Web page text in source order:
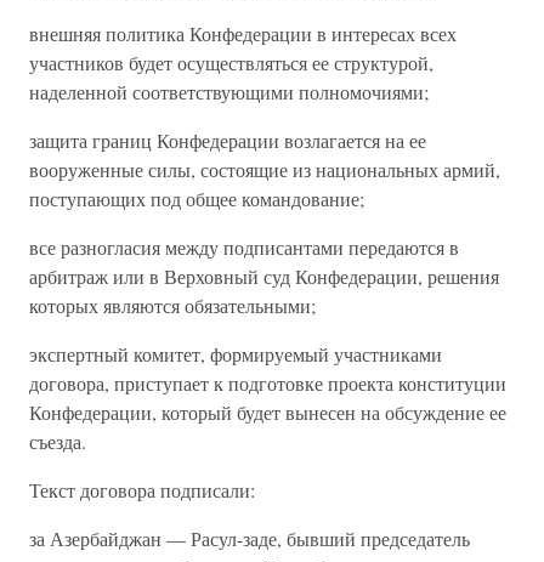
внешняя политика Конфедерации в интересах всех
участников будет осуществляться ее структурой,
наделенной соответствующими полномочиями;
защита границ Конфедерации возлагается на ее
вооруженные силы, состоящие из национальных армий,
поступающих под общее командование;
все разногласия между подписантами передаются в
арбитраж или в Верховный суд Конфедерации, решения
которых являются обязательными;
экспертный комитет, формируемый участниками
договора, приступает к подготовке проекта конституции
Конфедерации, который будет вынесен на обсуждение ее
съезда.
Текст договора подписали:
за Азербайджан — Расул-заде, бывший председатель